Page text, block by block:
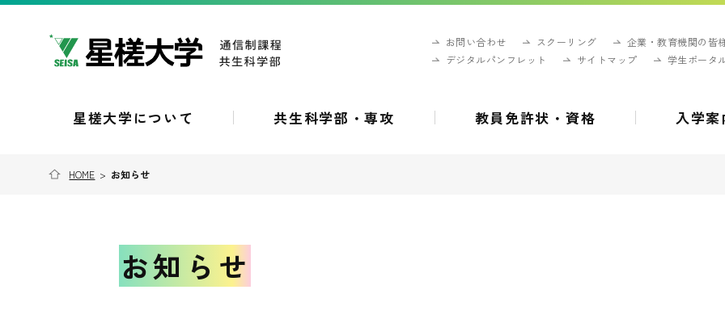
お問い合わせ スクーリング
企業・教育機関の皆
デジタルパンフレット
サイトマップ 学生ポータ
星槎大学について 共生科学部・専攻 教員免許状・資格 入学案
HOME > お知らせ
お知らせ